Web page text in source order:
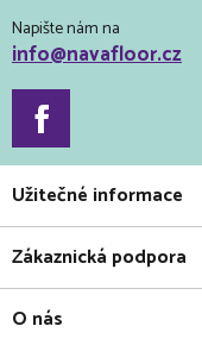
Napište nám na
info@navafloor.cz
Užitečné informace
Zákaznická podpora
O nás